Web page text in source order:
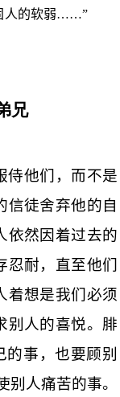
人的软弱……”
兄
侍他们，而不是
信徒舍弃他的自
依然因着过去的
忍耐，直至他们
着想是我们必须
别人的喜悦。腓
事，也要顾别
别人痛苦的事。